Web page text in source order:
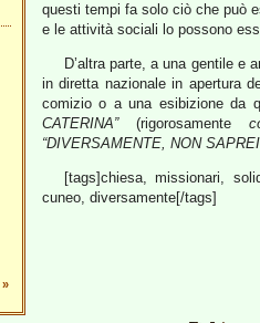
»
questi tempi fa solo ciò che può
e le attività sociali lo possono
D’altra parte, a una gentile e
in diretta nazionale in apertura
comizio o a una esibizione da
CATERINA”(rigorosamente
“DIVERSAMENTE, NON
[tags]chiesa, missionari,
cuneo, diversamente[/tags]